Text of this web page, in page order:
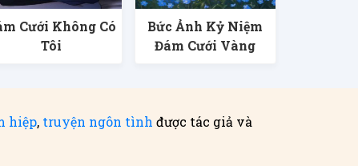
Cưới Không Có
Tôi
Bức Ảnh Kỷ Niệm
Đám Cưới Vàng
hiệp, truyện ngôn tình được tác giả và